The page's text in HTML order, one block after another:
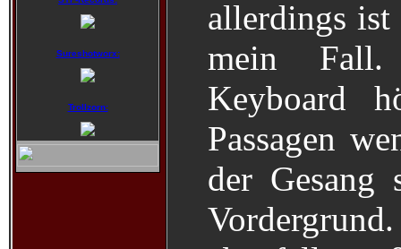
Sureshotworx:
Trollzorn:
allerdings
mein Fall.
Keyboard
Passagen
der